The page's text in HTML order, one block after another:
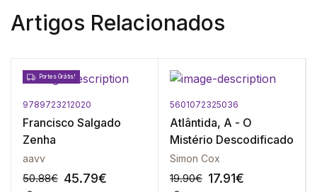
Artigos Relacionados
Portes Grátis!
9789723212020
Francisco Salgado
Zenha
aavv
50.88€ 45.79€
5601072325036
Atlântida, A - O
Mistério Descodificado
Simon Cox
19.90€ 17.91€